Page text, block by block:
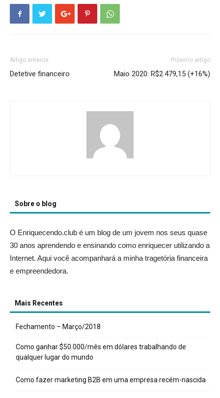
Artigo anterior
Detetive financeiro
Próximo artigo
Maio 2020: R$2.479,15 (+16%)
Sobre o blog
O Enriquecendo.club é um blog de um jovem nos seus quase
30 anos aprendendo e ensinando como enriquecer utilizando a
Internet. Aqui você acompanhará a minha tragetória financeira
e empreendedora.
Mais Recentes
Fechamento – Março/2018
Como ganhar $50.000/mês em dólares trabalhando de
qualquer lugar do mundo
Como fazer marketing B2B em uma empresa recém-nascida